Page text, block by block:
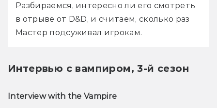
Разбираемся, интересно ли его смотреть
в отрыве от D&D, и считаем, сколько раз
Мастер подсуживал игрокам.
Интервью с вампиром, 3-й сезон
Interview with the Vampire